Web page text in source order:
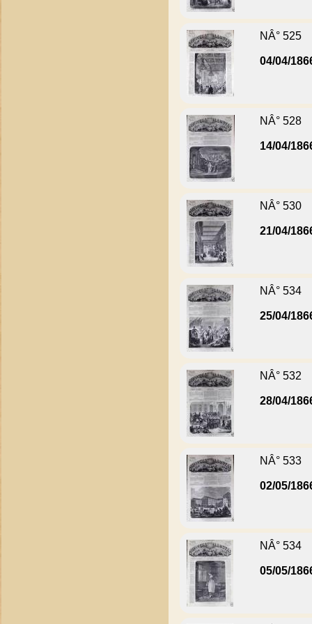
NÂ° 525
04/04/
NÂ° 528
14/04/
NÂ° 530
21/04/
NÂ° 534
25/04/
NÂ° 532
28/04/
NÂ° 533
02/05/
NÂ° 534
05/05/